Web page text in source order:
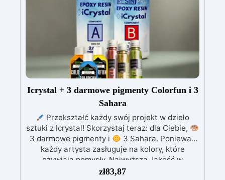
Icrystal + 3 darmowe pigmenty Colorfun i 3
Sahara
Przekształć każdy swój projekt w dzieło
sztuki z Icrystal! Skorzystaj teraz: dla Ciebie,
3 darmowe pigmenty i
3 Sahara. Ponieważ
każdy artysta zasługuje na kolory, które
ożywiają pomysły. Najwyższa Jakość w
Przystępnej Cenie – Podnieś jakość swoich
zł83,87